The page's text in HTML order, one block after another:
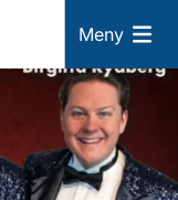
Meny